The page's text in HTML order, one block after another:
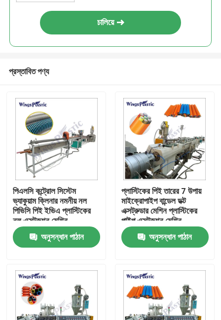
পণ্য
আমাদের সম্পর্কে
চালিয়ে
প্রস্তাবিত পণ্য
পিএলসি কন্ট্রোল সিস্টেম
ভ্যাকুয়াম ক্লিনার নমনীয় নল
পিভিসি পিই ইভিএ প্লাস্টিকের
নল এক্সট্রুশন মেশিন
অনুসন্ধান পাঠান
প্লাস্টিকের পিই তারের 7 উপায়
মাইক্রোপাইপ বান্ডেল ডক্ট
এক্সট্রুডার মেশিন প্লাস্টিকের
পাইপ এক্সট্রুশন মেশিন
অনুসন্ধান পাঠান